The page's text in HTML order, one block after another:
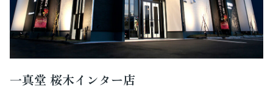
一真堂 桜木インター店